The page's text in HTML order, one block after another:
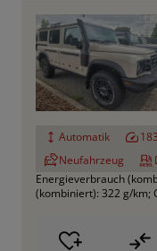
Automatik
Neufahrzeug
Energieverbrauch
(kombiniert): 322 g/km;